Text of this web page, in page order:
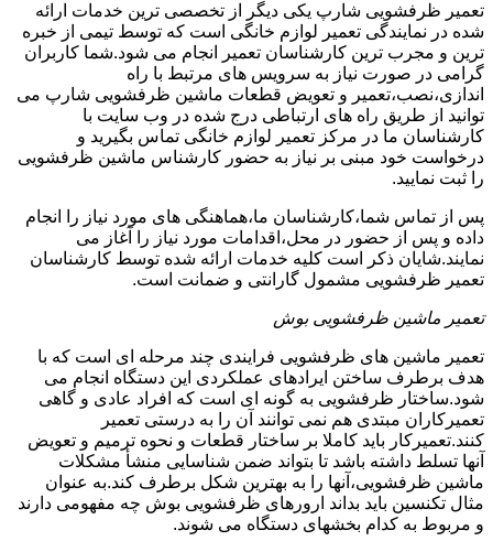
تعمیر ظرفشویی شارپ یکی دیگر از تخصصی ترین خدمات ارائه
شده در نمایندگی تعمیر لوازم خانگی است که توسط تیمی از خبره
ترین و مجرب ترین کارشناسان تعمیر انجام می شود.شما کاربران
گرامی در صورت نیاز به سرویس های مرتبط با راه
اندازی،نصب،تعمیر و تعویض قطعات ماشین ظرفشویی شارپ می
توانید از طریق راه های ارتباطی درج شده در وب سایت با
کارشناسان ما در مرکز تعمیر لوازم خانگی تماس بگیرید و
درخواست خود مبنی بر نیاز به حضور کارشناس ماشین ظرفشویی
را ثبت نمایید.
پس از تماس شما،کارشناسان ما،هماهنگی های مورد نیاز را انجام
داده و پس از حضور در محل،اقدامات مورد نیاز را آغاز می
نمایند.شایان ذکر است کلیه خدمات ارائه شده توسط کارشناسان
تعمیر ظرفشویی مشمول گارانتی و ضمانت است.
تعمیر ماشین ظرفشویی بوش
تعمیر ماشین های ظرفشویی فرایندی چند مرحله ای است که با
هدف برطرف ساختن ایرادهای عملکردی این دستگاه انجام می
شود.ساختار ظرفشویی به گونه ای است که افراد عادی و گاهی
تعمیرکاران مبتدی هم نمی توانند آن را به درستی تعمیر
کنند.تعمیرکار باید کاملا بر ساختار قطعات و نحوه ترمیم و تعویض
آنها تسلط داشته باشد تا بتواند ضمن شناسایی منشأ مشکلات
ماشین ظرفشویی،آنها را به بهترین شکل برطرف کند.به عنوان
مثال تکنسین باید بداند ارورهای ظرفشویی بوش چه مفهومی دارند
و مربوط به کدام بخشهای دستگاه می شوند.